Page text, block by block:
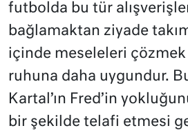
futbolda bu tür
bağlamaktan ziyade
içinde meseleleri çözmek
ruhuna daha uygundur.
Kartal’ın Fred’in
bir şekilde telafi etmesi